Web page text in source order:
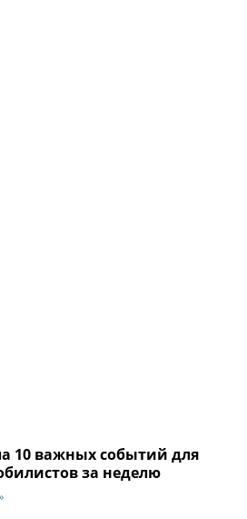
10 важных событий для
за неделю